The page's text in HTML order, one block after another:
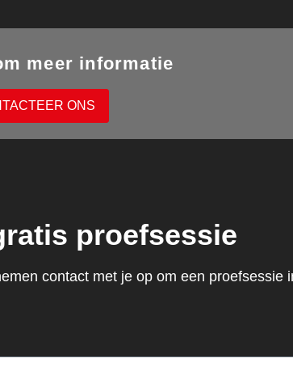
meer informatie
ONS
proefsessie
contact met je op om een proefsessie